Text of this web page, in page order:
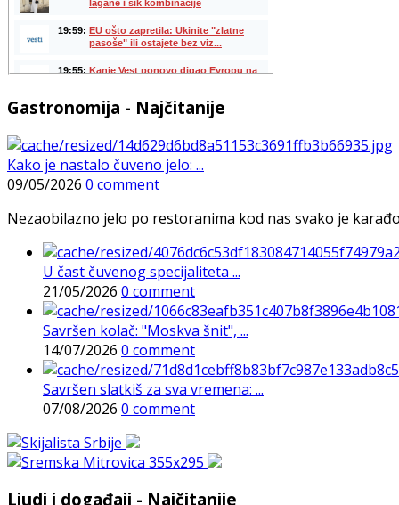
Gastronomija - Najčitanije
Kako je nastalo čuveno jelo: ...
09/05/2026 0 comment
Nezaobilazno jelo po restoranima kod nas svako je
U čast čuvenog specijaliteta ...
21/05/2026 0 comment
Savršen kolač: "Moskva šnit", ...
14/07/2026 0 comment
Savršen slatkiš za sva vremena: ...
07/08/2026 0 comment
Ljudi i događaji - Najčitanije